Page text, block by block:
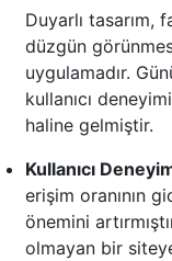
Duyarlı tasarım,
düzgün
uygulamadır.
kullanıcı
haline gelmiştir.
Kullanıcı
erişim oranının
önemini
olmayan bir